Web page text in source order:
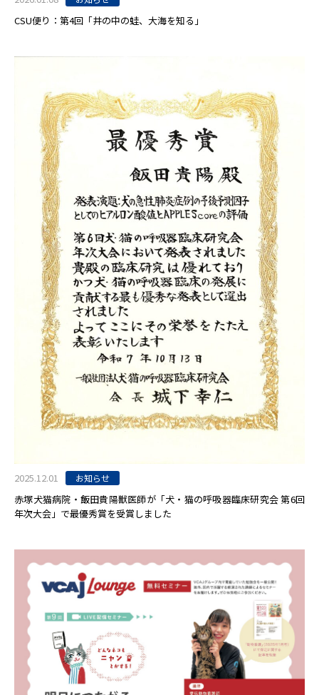
CSU便り：第4回「井の中の蛙、大海を知る」
2025.12.01 お知らせ
赤塚犬猫病院・飯田貴陽獣医師が「犬・猫の呼吸器臨床研究会 第6回
年次大会」で最優秀賞を受賞しました